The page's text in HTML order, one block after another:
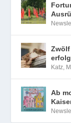
Katz,
Ab